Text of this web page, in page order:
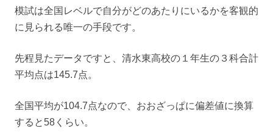
模試は全国レベルで自分がどのあたりにいるかを客観的
に見られる唯一の手段です。
先程見たデータですと、清水東高校の１年生の３科合計
平均点は145.7点。
全国平均が104.7点なので、おおざっぱに偏差値に換算
すると58くらい。